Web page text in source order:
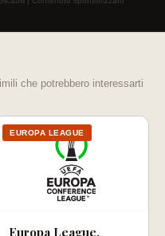
che potrebbero interessarti
EUROPA LEAGUE
Europa League,